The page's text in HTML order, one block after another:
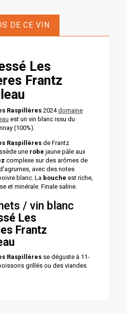
DE CE VIN
Les
Frantz
Raspillères2024domaine
est un vin blanc issu du
(100%).
Raspillèresde Frantz
une robe jaune pâle aux
complexe sur des arômes de
avec des notes
blanc. La bouche est riche,
et minérale. Finale saline.
/ vin blanc
Les
Frantz
Raspillèresse déguste à 11-
grillés ou des viandes